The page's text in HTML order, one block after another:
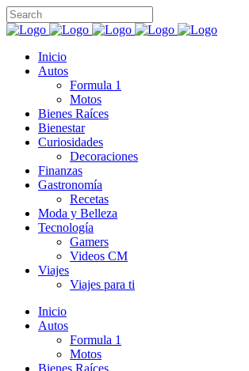
Inicio
Autos
Formula 1
Motos
Bienes Raíces
Bienestar
Curiosidades
Decoraciones
Finanzas
Gastronomía
Recetas
Moda y Belleza
Tecnología
Gamers
Videos CM
Viajes
Viajes para ti
Inicio
Autos
Formula 1
Motos
Bienes Raíces